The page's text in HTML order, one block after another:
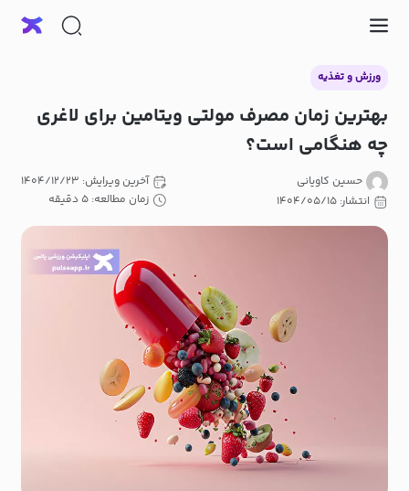
ورزش و تغذیه
بهترین زمان مصرف مولتی ویتامین برای لاغری
چه هنگامی است؟
حسین کاویانی
انتشار: ۱۴۰۴/۰۵/۱۵
آخرین ویرایش: ۱۴۰۴/۱۲/۲۳
زمان مطالعه: ۵ دقیقه